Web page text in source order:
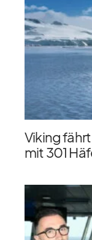
Viking
mit 301